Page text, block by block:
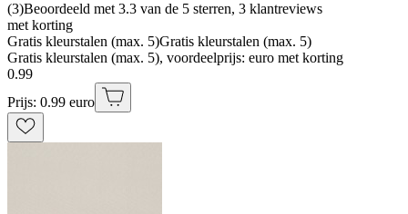
(3)Beoordeeld met 3.3 van de 5 sterren, 3 klantreviews
met korting
Gratis kleurstalen (max. 5)Gratis kleurstalen (max. 5)
Gratis kleurstalen (max. 5), voordeelprijs: euro met korting
0.99
Prijs: 0.99 euro